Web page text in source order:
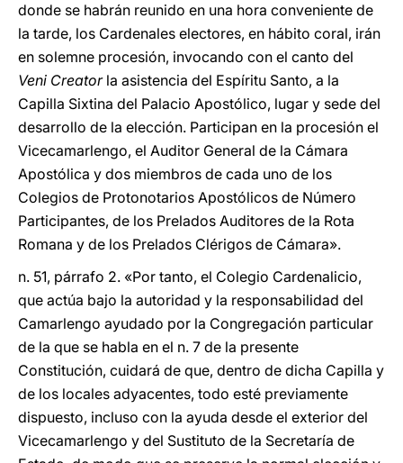
donde se habrán reunido en una hora conveniente de
la tarde, los Cardenales electores, en hábito coral, irán
en solemne procesión, invocando con el canto del
Veni Creatorla asistencia del Espíritu Santo, a la
Capilla Sixtina del Palacio Apostólico, lugar y sede del
desarrollo de la elección. Participan en la procesión el
Vicecamarlengo, el Auditor General de la Cámara
Apostólica y dos miembros de cada uno de los
Colegios de Protonotarios Apostólicos de Número
Participantes, de los Prelados Auditores de la Rota
Romana y de los Prelados Clérigos de Cámara».
n. 51, párrafo 2. «Por tanto, el Colegio Cardenalicio,
que actúa bajo la autoridad y la responsabilidad del
Camarlengo ayudado por la Congregación particular
de la que se habla en el n. 7 de la presente
Constitución, cuidará de que, dentro de dicha Capilla y
de los locales adyacentes, todo esté previamente
dispuesto, incluso con la ayuda desde el exterior del
Vicecamarlengo y del Sustituto de la Secretaría de